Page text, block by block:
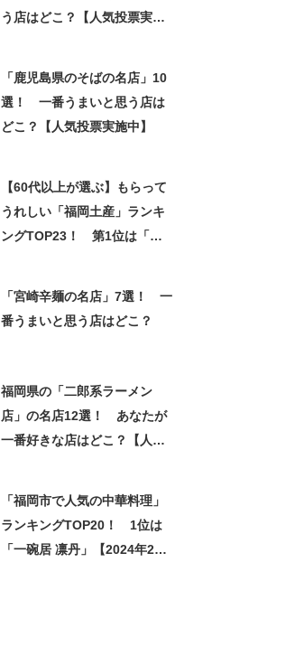
う店はどこ？【人気投票実施
「鹿児島県のそばの名店」10
選！ 一番うまいと思う店は
どこ？【人気投票実施中】
【60代以上が選ぶ】もらって
うれしい「福岡土産」ランキ
ングTOP23！ 第1位は「博
「宮崎辛麺の名店」7選！ 一
番うまいと思う店はどこ？
福岡県の「二郎系ラーメン
店」の名店12選！ あなたが
一番好きな店はどこ？【人気
「福岡市で人気の中華料理」
ランキングTOP20！ 1位は
「一碗居 凛丹」【2024年2月